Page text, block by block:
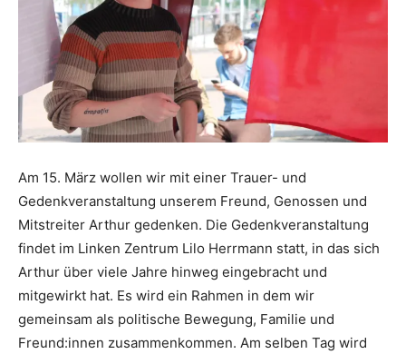
Am 15. März wollen wir mit einer Trauer- und
Gedenkveranstaltung unserem Freund, Genossen und
Mitstreiter Arthur gedenken. Die Gedenkveranstaltung
findet im Linken Zentrum Lilo Herrmann statt, in das sich
Arthur über viele Jahre hinweg eingebracht und
mitgewirkt hat. Es wird ein Rahmen in dem wir
gemeinsam als politische Bewegung, Familie und
Freund:innen zusammenkommen. Am selben Tag wird